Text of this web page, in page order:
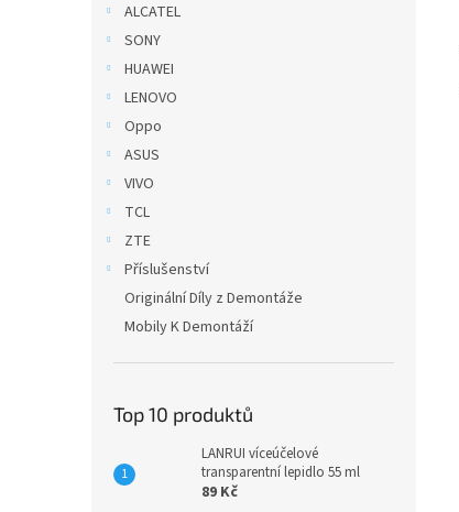
ALCATEL
SONY
HUAWEI
LENOVO
Oppo
ASUS
VIVO
TCL
ZTE
Příslušenství
Originální Díly z Demontáže
Mobily K Demontáží
Top 10 produktů
LANRUI víceúčelové
transparentní lepidlo 55 ml
89 Kč